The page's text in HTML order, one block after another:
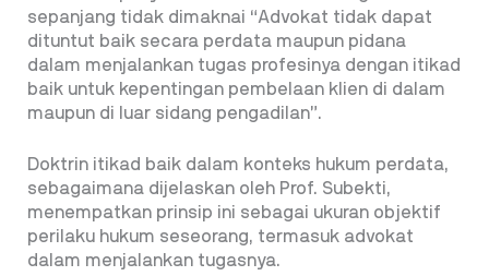
sepanjang tidak dimaknai “Advokat tidak dapat
dituntut baik secara perdata maupun pidana
dalam menjalankan tugas profesinya dengan itikad
baik untuk kepentingan pembelaan klien di dalam
maupun di luar sidang pengadilan”.
Doktrin itikad baik dalam konteks hukum perdata,
sebagaimana dijelaskan oleh Prof. Subekti,
menempatkan prinsip ini sebagai ukuran objektif
perilaku hukum seseorang, termasuk advokat
dalam menjalankan tugasnya.